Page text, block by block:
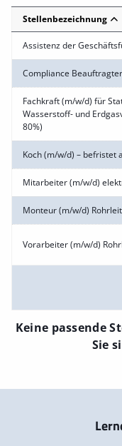
Stellenbezeichnung
Assistenz der
Compliance
Fachkraft (m/w/d) für
Wasserstoff- und
80%)
Koch (m/w/d) – befristet
Mitarbeiter (m/w/d)
Monteur (m/w/d)
Vorarbeiter (m/w/d)
Keine passende
Sie